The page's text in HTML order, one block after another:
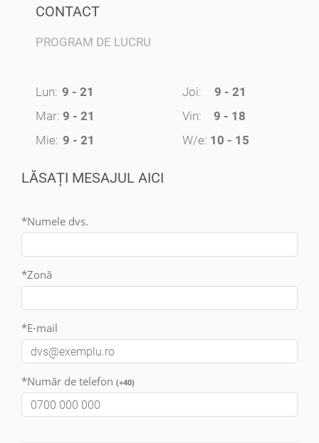
CONTACT
PROGRAM DE LUCRU
Lun: 9 - 21
Mar: 9 - 21
Mie: 9 - 21
Joi:
9 - 21
Vin:
9 - 18
W/e: 10 - 15
LĂSAȚI MESAJUL AICI
*Numele dvs.
*Zonă
*E-mail
*Număr de telefon (+40)